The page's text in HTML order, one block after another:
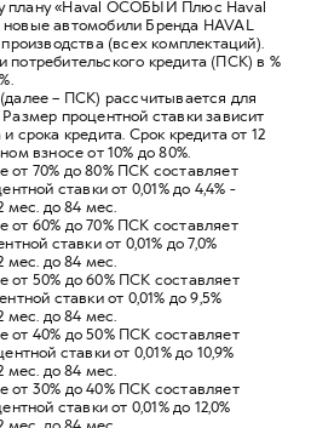
плану «Haval ОСОБЫЙ Плюс Haval
новые автомобили Бренда HAVAL
(всех комплектаций).
кредита (ПСК) в %
– ПСК) рассчитывается для
процентной ставки зависит
срока кредита. Срок кредита от 12
взносе от 10% до 80%.
от 70% до 80% ПСК составляет
ставки от 0,01% до 4,4% -
мес. до 84 мес.
от 60% до 70% ПСК составляет
ставки от 0,01% до 7,0%
мес. до 84 мес.
от 50% до 60% ПСК составляет
ставки от 0,01% до 9,5%
мес. до 84 мес.
от 40% до 50% ПСК составляет
ставки от 0,01% до 10,9%
мес. до 84 мес.
от 30% до 40% ПСК составляет
ставки от 0,01% до 12,0%